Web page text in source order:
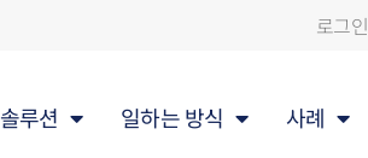
로그인
솔루션 일하는 방식 사례